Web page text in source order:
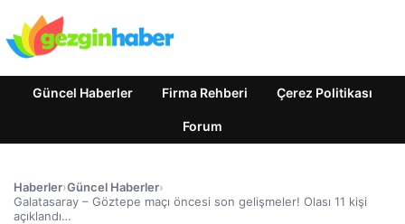
Güncel Haberler Firma Rehberi Çerez Politikası
Forum
Haberler›Güncel Haberler›
Galatasaray – Göztepe maçı öncesi son gelişmeler! Olası 11 kişi
açıklandı…